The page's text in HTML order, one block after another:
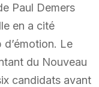
Paul Demers
en a cité
Le
du Nouveau
candidats avant